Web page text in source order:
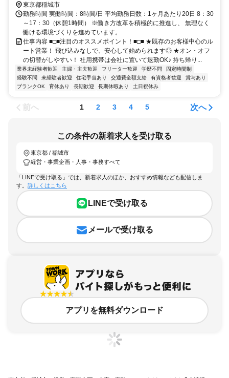
東京都稲城市
勤務時間 実働時間：8時間/日 平均勤務日数：1ヶ月あたり20日 8：30
～17：30（休憩1時間） ※働き方改革を積極的に推進し、 無理なく
働ける環境づくりを進めています。
仕事内容 ■□■注目のオススメポイント！■□■ ★既存のお客様中心のル
ート営業！ 飛び込みなしで、安心して始められます◎ ★オン・オフ
の切替がしやすい！ 社用携帯は会社に置いて退勤OK♪ 持ち帰り...
業界未経験者歓迎 主婦・主夫歓迎 フリーター歓迎 学歴不問
固定時間制
経験不問
未経験者歓迎 住宅手当あり 交通費全額支給 有資格者歓迎
賞与あり
ブランクOK
育休あり 長期歓迎 長期休暇あり 土日祝休み
前へ 1 2 3 4 5 次へ
この条件の新着求人を受け取る
東京都 / 稲城市
経営・事業企画・人事・事務すべて
「LINEで受け取る」では、新着求人のほか、おすすめ情報なども配信しま
す。 詳しくはこちら
LINEで受け取る
メールで受け取る
アプリを無料ダウンロード